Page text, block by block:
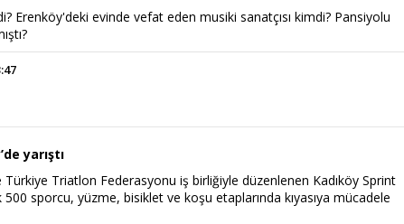
Erenköy'deki evinde vefat eden musiki sanatçısı kimdi? Pansiyolu
yarıştı
Türkiye Triatlon Federasyonu iş birliğiyle düzenlenen Kadıköy Sprint
sporcu, yüzme, bisiklet ve koşu etaplarında kıyasıya mücadele